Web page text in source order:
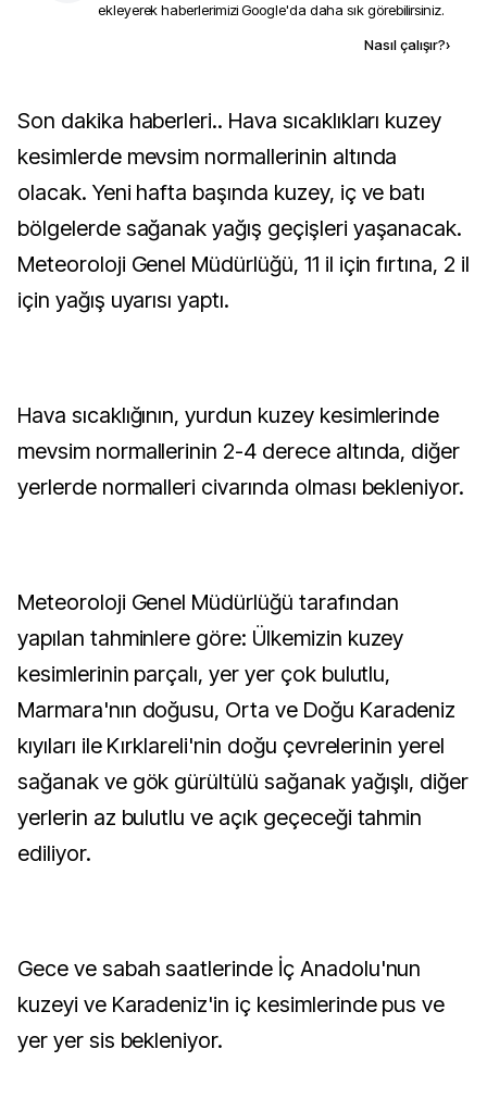
ekleyerek haberlerimizi Google'da daha sık görebilirsiniz.
Nasıl çalışır?›
Son dakika haberleri.. Hava sıcaklıkları kuzey
kesimlerde mevsim normallerinin altında
olacak. Yeni hafta başında kuzey, iç ve batı
bölgelerde sağanak yağış geçişleri yaşanacak.
Meteoroloji Genel Müdürlüğü, 11 il için fırtına, 2 il
için yağış uyarısı yaptı.
Hava sıcaklığının, yurdun kuzey kesimlerinde
mevsim normallerinin 2-4 derece altında, diğer
yerlerde normalleri civarında olması bekleniyor.
Meteoroloji Genel Müdürlüğü tarafından
yapılan tahminlere göre: Ülkemizin kuzey
kesimlerinin parçalı, yer yer çok bulutlu,
Marmara'nın doğusu, Orta ve Doğu Karadeniz
kıyıları ile Kırklareli'nin doğu çevrelerinin yerel
sağanak ve gök gürültülü sağanak yağışlı, diğer
yerlerin az bulutlu ve açık geçeceği tahmin
ediliyor.
Gece ve sabah saatlerinde İç Anadolu'nun
kuzeyi ve Karadeniz'in iç kesimlerinde pus ve
yer yer sis bekleniyor.